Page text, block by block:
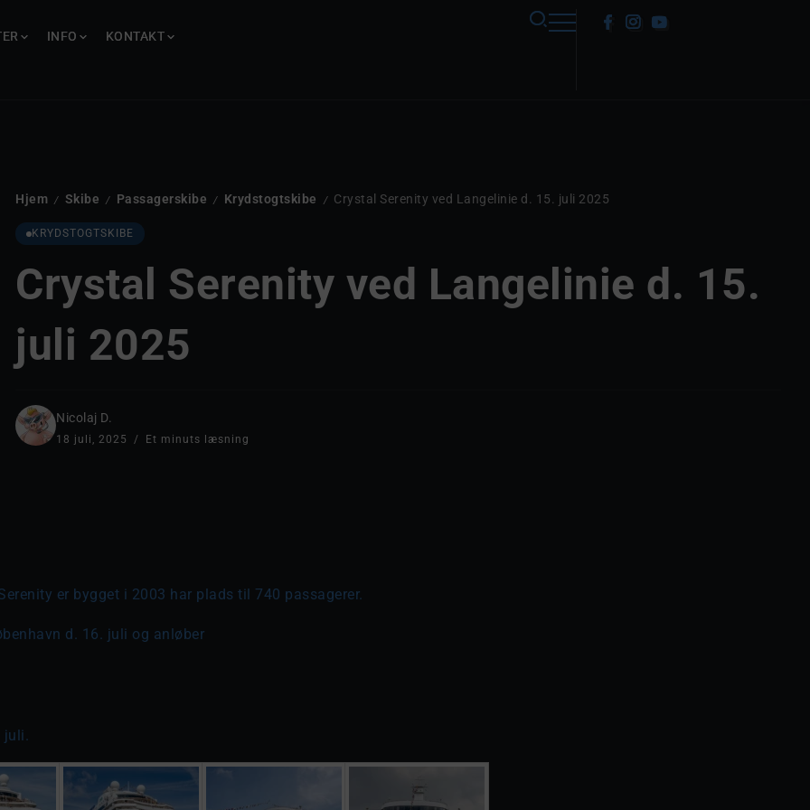
INFO KONTAKT
INFO KONTAKT
Hjem / Skibe / Passagerskibe / Krydstogtskibe / Crystal Serenity ved Langelinie d. 15. juli 2025
KRYDSTOGTSKIBE
Crystal Serenity ved Langelinie d. 15.
juli 2025
Nicolaj D.
18 juli, 2025 Et minuts læsning
er bygget i 2003 har plads til 740 passagerer.
d. 16. juli og anløber
juli.